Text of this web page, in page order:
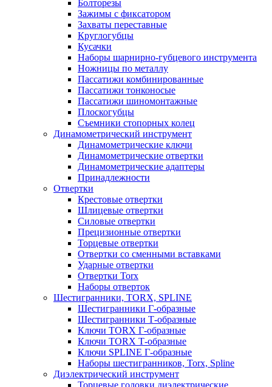
Болторезы
Зажимы с фиксатором
Захваты переставные
Круглогубцы
Кусачки
Наборы шарнирно-губцевого инструмента
Ножницы по металлу
Пассатижи комбинированные
Пассатижи тонконосые
Пассатижи шиномонтажные
Плоскогубцы
Съемники стопорных колец
Динамометрический инструмент
Динамометрические ключи
Динамометрические отвертки
Динамометрические адаптеры
Принадлежности
Отвертки
Крестовые отвертки
Шлицевые отвертки
Силовые отвертки
Прецизионные отвертки
Торцевые отвертки
Отвертки со сменными вставками
Ударные отвертки
Отвертки Torx
Наборы отверток
Шестигранники, TORX, SPLINE
Шестигранники Г-образные
Шестигранники Т-образные
Ключи TORX Г-образные
Ключи TORX Т-образные
Ключи SPLINE Г-образные
Наборы шестигранников, Torx, Spline
Диэлектрический инструмент
Торцевые головки диэлектрические